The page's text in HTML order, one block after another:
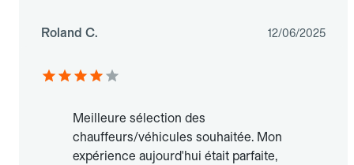
Roland C. 12/06/2025
Meilleure sélection des
chauffeurs/véhicules souhaitée. Mon
expérience aujourd'hui était parfaite,